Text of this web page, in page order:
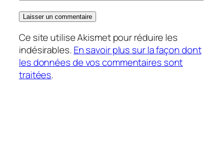
Ce site utilise Akismet pour réduire les
indésirables. En savoir plus sur la façon dont
les données de vos commentaires sont
traitées.